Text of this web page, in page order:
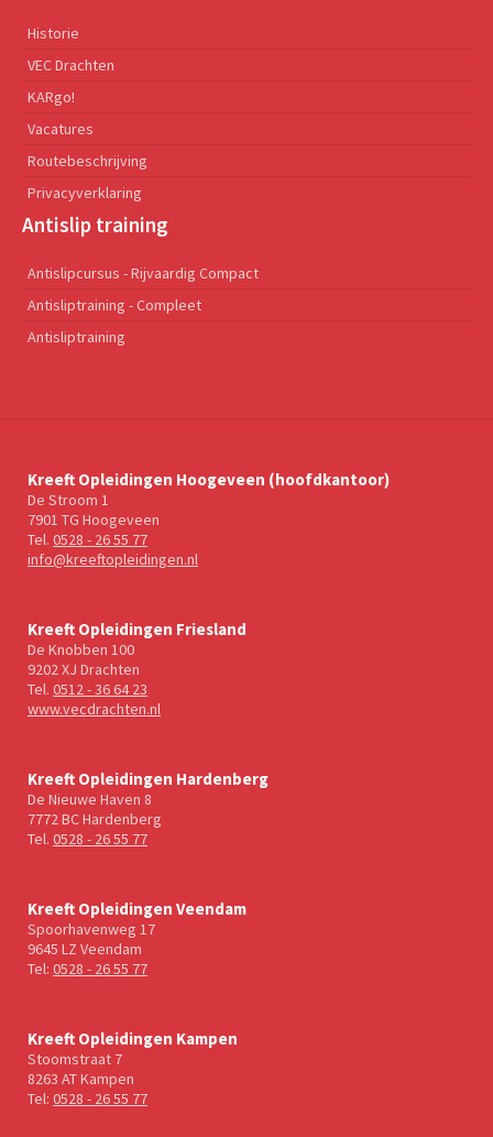
Historie
VEC Drachten
KARgo!
Vacatures
Routebeschrijving
Privacyverklaring
Antislip training
Antislipcursus - Rijvaardig Compact
Antisliptraining - Compleet
Antisliptraining
Kreeft Opleidingen Hoogeveen (hoofdkantoor)
De Stroom 1
7901 TG Hoogeveen
Tel. 0528 - 26 55 77
info@kreeftopleidingen.nl
Kreeft Opleidingen Friesland
De Knobben 100
9202 XJ Drachten
Tel. 0512 - 36 64 23
www.vecdrachten.nl
Kreeft Opleidingen Hardenberg
De Nieuwe Haven 8
7772 BC Hardenberg
Tel. 0528 - 26 55 77
Kreeft Opleidingen Veendam
Spoorhavenweg 17
9645 LZ Veendam
Tel: 0528 - 26 55 77
Kreeft Opleidingen Kampen
Stoomstraat 7
8263 AT Kampen
Tel: 0528 - 26 55 77